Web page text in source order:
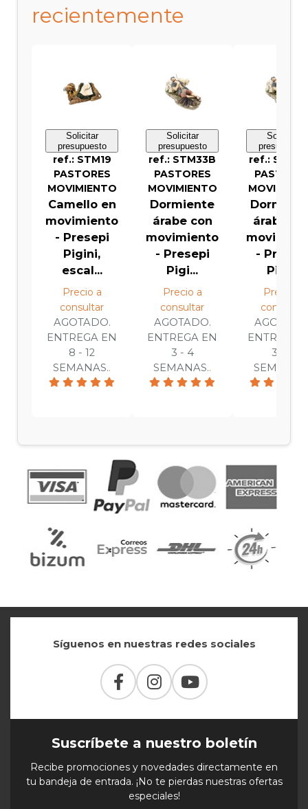
recientemente
Solicitar
presupuesto
ref.: STM19
PASTORES
MOVIMIENTO
Camello en
movimiento
- Presepi
Pigini,
escal...
Precio a
consultar
AGOTADO.
ENTREGA EN
8 - 12
SEMANAS..
Solicitar
presupuesto
ref.: STM33B
PASTORES
MOVIMIENTO
Dormiente
árabe con
movimiento
- Presepi
Pigi...
Precio a
consultar
AGOTADO.
ENTREGA EN
3 - 4
SEMANAS..
Solicitar
presupuesto
ref.:
árabe
-
Pigi...
Precio a
consultar
ENTREGA
3 - 4
Síguenos en nuestras redes sociales
Suscríbete a nuestro boletín
Recibe promociones y novedades directamente en
tu bandeja de entrada. ¡No te pierdas nuestras ofertas
especiales!